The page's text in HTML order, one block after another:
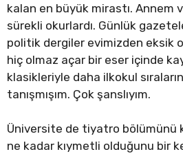
kalan en büyük mirastı. Annem
sürekli okurlardı. Günlük
politik dergiler evimizden eksik
hiç olmaz açar bir eser içinde
klasikleriyle daha ilkokul
tanışmışım. Çok şanslıyım.
Üniversite de tiyatro bölümünü
ne kadar kıymetli olduğunu bir